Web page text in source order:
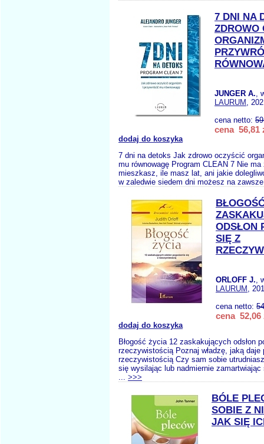
7 DNI NA
ZDROWO
JUNGER A.,
LAURUM ,
cena netto:
cena 56,81
dodaj do koszyka
7 dni na detoks Jak zdrowo oczyścić
mu równowagę Program CLEAN 7 Nie
mieszkasz, ile masz lat, ani jakie
w zaledwie siedem dni możesz na
ODSŁON
SIĘ Z
ORLOFF J.,
LAURUM ,
cena netto:
cena 52,06
dodaj do koszyka
Błogość życia 12 zaskakujących odsłon
rzeczywistością Poznaj władzę, jaką daje
rzeczywistością Czy sam sobie
się wysilając lub nadmiernie zamartwiając
... >>>
BÓLE
SOBIE Z
JAK SIĘ